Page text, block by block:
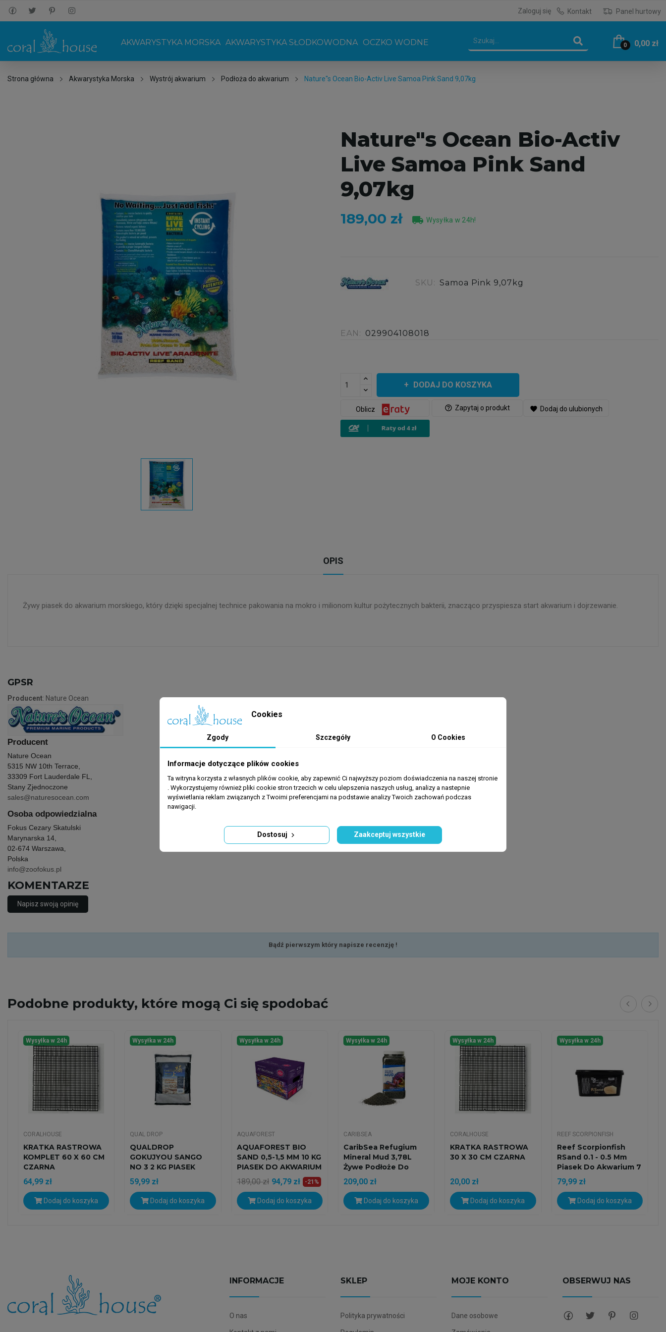
Zaloguj się Kontakt Panel hurtowy
AKWARYSTYKA MORSKA AKWARYSTYKA SŁODKOWODNA OCZKO WODNE 0 0,00 zł
Strona główna Akwarystyka Morska Wystrój akwarium Podłoża do akwarium Nature"s Ocean Bio-Activ Live Samoa Pink Sand 9,07kg
Nature"s Ocean Bio-Activ
Live Samoa Pink Sand
9,07kg
189,00 zł local_shipping Wysyłka w 24h!
SKU: Samoa Pink 9,07kg
EAN: 029904108018
DODAJ DO KOSZYKA
help_outline Zapytaj o produkt
Oblicz favorite Dodaj do ulubionych
OPIS
Żywy piasek do akwarium morskiego, który dzięki specjalnej technice pakowania na mokro i milionom kultur pożytecznych bakterii, znacząco przyspiesza start akwarium i dojrzewanie.
GPSR
Producent: Nature Ocean
Producent
Nature Ocean
5315 NW 10th Terrace,
33309 Fort Lauderdale FL,
Stany Zjednoczone
sales@naturesocean.com
Osoba odpowiedzialna
Fokus Cezary Skatulski
Marynarska 14,
02-674 Warszawa,
Polska
info@zoofokus.pl
KOMENTARZE
Napisz swoją opinię
Bądź pierwszym który napisze recenzję !
Podobne produkty, które mogą Ci się spodobać
Wysyłka w 24h
CORALHOUSE
KRATKA RASTROWA
KOMPLET 60 X 60 CM
CZARNA
64,99 zł
Dodaj do koszyka
Wysyłka w 24h
QUAL DROP
QUALDROP
GOKUJYOU SANGO
NO 3 2 KG PIASEK
KORALOWY
59,99 zł
Dodaj do koszyka
Wysyłka w 24h
AQUAFOREST
AQUAFOREST BIO
SAND 0,5-1,5 MM 10 KG
PIASEK DO AKWARIUM
189,00 zł 94,79 zł -21%
Dodaj do koszyka
Wysyłka w 24h
CARIBSEA
CaribSea Refugium
Mineral Mud 3,78L
Żywe Podłoże Do
Refugium
209,00 zł
Dodaj do koszyka
Wysyłka w 24h
CORALHOUSE
KRATKA RASTROWA
30 X 30 CM CZARNA
20,00 zł
Dodaj do koszyka
Wysyłka w 24h
REEF SCORPIONFISH
Reef Scorpionfish
RSand 0.1 - 0.5 Mm
Piasek Do Akwarium 7
Kg
79,99 zł
Dodaj do koszyka
INFORMACJE
O nas
SKLEP
Polityka prywatności
MOJE KONTO
Dane osobowe
OBSERWUJ NAS
Cookies
Zgody Szczegóły O Cookies
Informacje dotyczące plików cookies
Ta witryna korzysta z własnych plików cookie, aby zapewnić Ci najwyższy poziom doświadczenia na naszej stronie
. Wykorzystujemy również pliki cookie stron trzecich w celu ulepszenia naszych usług, analizy a nastepnie
wyświetlania reklam związanych z Twoimi preferencjami na podstawie analizy Twoich zachowań podczas
nawigacji.
Dostosuj Zaakceptuj wszystkie